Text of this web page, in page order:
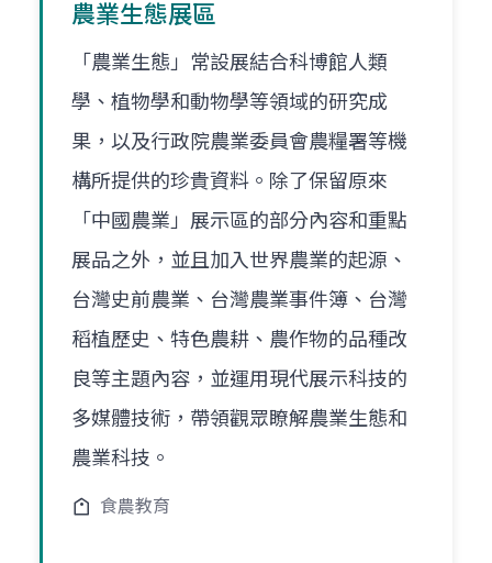
農業生態展區
「農業生態」常設展結合科博館人類
學、植物學和動物學等領域的研究成
果，以及行政院農業委員會農糧署等機
構所提供的珍貴資料。除了保留原來
「中國農業」展示區的部分內容和重點
展品之外，並且加入世界農業的起源、
台灣史前農業、台灣農業事件簿、台灣
稻植歷史、特色農耕、農作物的品種改
良等主題內容，並運用現代展示科技的
多媒體技術，帶領觀眾瞭解農業生態和
農業科技。
食農教育